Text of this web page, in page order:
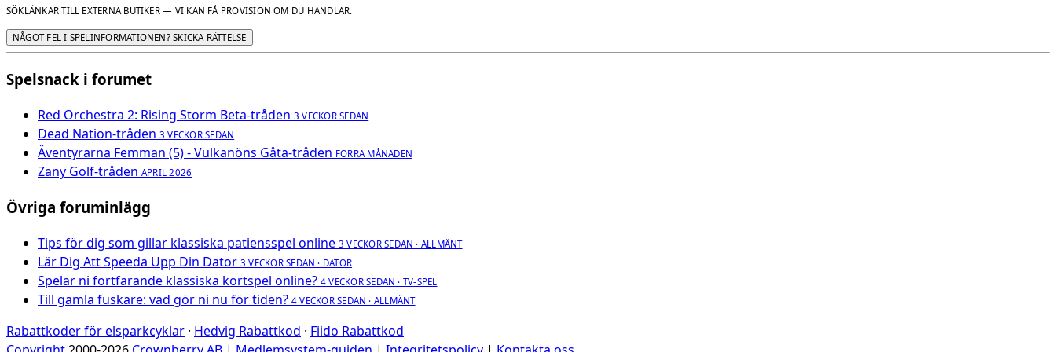
SÖKLÄNKAR TILL EXTERNA BUTIKER — VI KAN FÅ PROVISION OM DU HANDLAR.
NÅGOT FEL I SPELINFORMATIONEN? SKICKA RÄTTELSE
Spelsnack i forumet
Red Orchestra 2: Rising Storm Beta-tråden 3 VECKOR SEDAN
Dead Nation-tråden 3 VECKOR SEDAN
Äventyrarna Femman (5) - Vulkanöns Gåta-tråden FÖRRA MÅNADEN
Zany Golf-tråden APRIL 2026
Övriga foruminlägg
Tips för dig som gillar klassiska patiensspel online 3 VECKOR SEDAN · ALLMÄNT
Lär Dig Att Speeda Upp Din Dator 3 VECKOR SEDAN · DATOR
Spelar ni fortfarande klassiska kortspel online? 4 VECKOR SEDAN · TV-SPEL
Till gamla fuskare: vad gör ni nu för tiden? 4 VECKOR SEDAN · ALLMÄNT
Rabattkoder för elsparkcyklar · Hedvig Rabattkod · Fiido Rabattkod